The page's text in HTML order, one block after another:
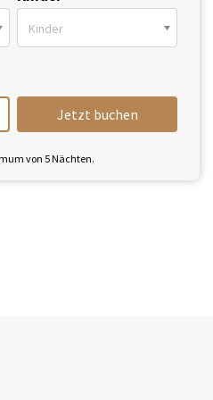
Kinder
Jetzt buchen
von 5Nächten.